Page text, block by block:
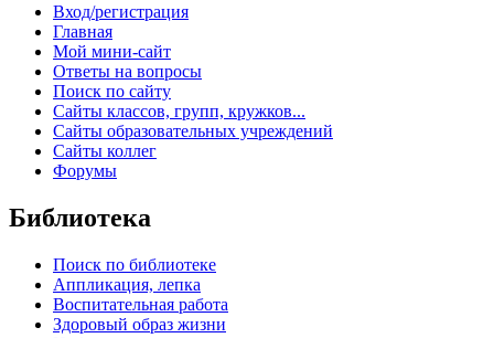
Вход/регистрация
Главная
Мой мини-сайт
Ответы на вопросы
Поиск по сайту
Сайты классов, групп, кружков...
Сайты образовательных учреждений
Сайты коллег
Форумы
Библиотека
Поиск по библиотеке
Аппликация, лепка
Воспитательная работа
Здоровый образ жизни